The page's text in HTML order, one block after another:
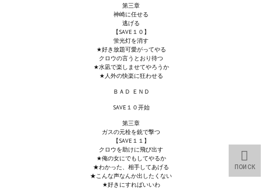
Divinity Original Sin Enhanced Edition
Dragon Age: Origins
第三章
神崎に任せる
逃げる
【SAVE１０】
蛍光灯を消す
★好き放題可愛がってやる
クロウの言うとおり待つ
★水凪で楽しませてやろうか
★人外の快楽に狂わせる
ＢＡＤ ＥＮＤ
SAVE１０开始
第三章
ガスの元栓を銃で撃つ
【SAVE１１】
クロウを助けに飛び出す
★俺の女にでもしてやるか
★わかった、相手してあげる
★こんな声なんか出したくない
★好きにすればいいわ
ПОИСК